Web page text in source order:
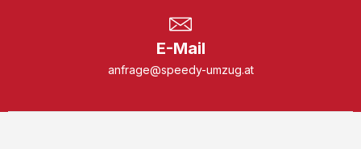
E-Mail
anfrage@speedy-umzug.at